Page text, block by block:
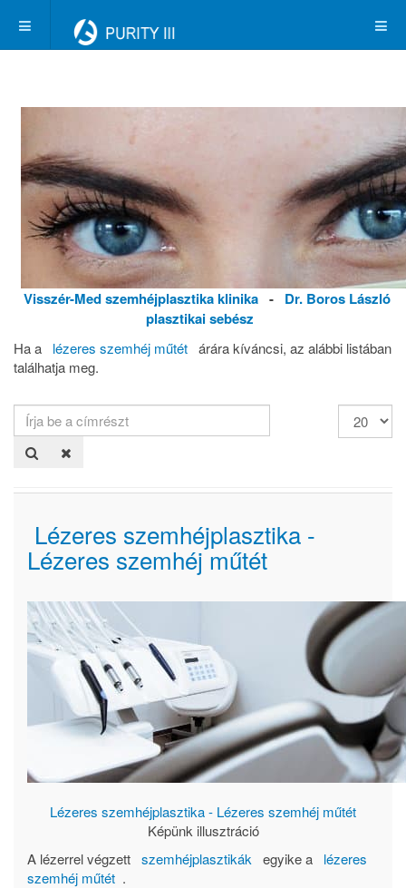
Visszér-Med szemhéjplasztika klinika - Dr. Boros László
plasztikai sebész
Ha a lézeres szemhéj műtét árára kíváncsi, az alábbi listában
találhatja meg.
Írja
be
Tételek
#
Lézeres szemhéjplasztika -
Lézeres szemhéj műtét
Lézeres szemhéjplasztika - Lézeres szemhéj műtét
Képünk illusztráció
A lézerrel végzett szemhéjplasztikák egyike a
lézeres
szemhéj műtét .